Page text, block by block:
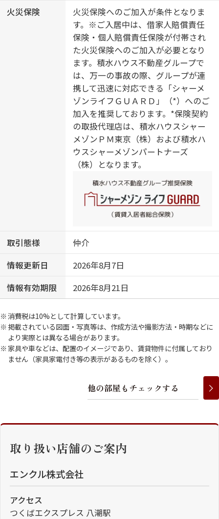
ークインクローゼット／下駄箱／全
居室エアコン付／エアコン（３台設
置）／バルコニー／断熱等性能等級
５
火災保険
火災保険へのご加入が条件となりま
す。※ご入居中は、借家人賠償責任
保険・個人賠償責任保険が付帯され
た火災保険へのご加入が必要となり
ます。積水ハウス不動産グループで
は、万一の事故の際、グループが連
携して迅速に対応できる「シャーメ
ゾンライフＧＵＡＲＤ」（*）へのご
加入を推奨しております。*保険契約
の取扱代理店は、積水ハウスシャー
メゾンＰＭ東京（株）および積水ハ
ウスシャーメゾンパートナーズ
（株）となります。
取引態様
仲介
情報更新日
2026年8月7日
情報有効期限
2026年8月21日
消費税は10%として計算しています。
掲載されている図面・写真等は、作成方法や撮影方法・時期などに
より実際とは異なる場合があります。
家具や車などは、配置のイメージであり、賃貸物件に付属しており
ません（家具家電付き等の表示があるものを除く）。
他の部屋 も チェ ッ クする
取り扱い店舗のご案内
エンクル株式会社
アクセス
つくばエクスプレス 八潮駅